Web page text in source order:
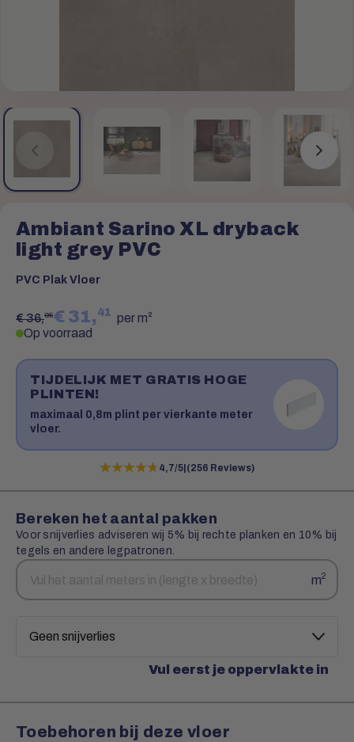
Ambiant Sarino XL dryback
light grey PVC
PVC Plak Vloer
€ 36,95€ 31, 41 per m²
Op voorraad
TIJDELIJK MET GRATIS HOGE
PLINTEN!
maximaal 0,8m plint per vierkante meter
vloer.
★★★★★
★★★★★ 4,7/5 (256 Reviews)
Bereken het aantal pakken
Voor snijverlies adviseren wij 5% bij rechte planken en 10% bij
tegels en andere legpatronen.
Aantal
vierkante
m2
Snijverlies
Vul eerst je oppervlakte in
Toebehoren bij deze vloer